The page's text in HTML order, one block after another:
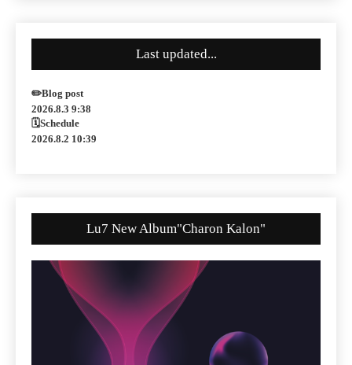
Last updated...
✏️Blog post
2026.8.3 9:38
🗓Schedule
2026.8.2 10:39
Lu7 New Album"Charon Kalon"